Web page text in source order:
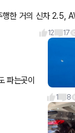
12 17
1 8